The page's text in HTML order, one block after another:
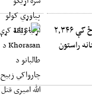
طالبان: یوازې یوه ورځ کې ۲,۳۴۶
راستون